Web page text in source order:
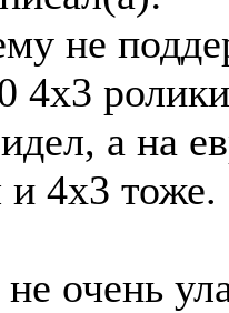
не
4x3
а на
4x3 тоже.
не очень